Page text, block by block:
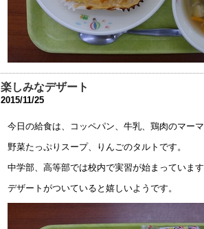
2020年10月18日 06:50
運動会延期の案内
2020年10月16日 13:54
第32回公開研究会 開催中止のお知らせ
2020年7月20日 08:53
2020年6月25日 08:12
2020年5月14日 18:11
楽しみなデザート
2015/11/25
今日の給食は、コッペパン、牛乳、鶏肉のマーマ
野菜たっぷりスープ、りんごのタルトです。
中学部、高等部では校内で実習が始まっています
デザートがついていると嬉しいようです。